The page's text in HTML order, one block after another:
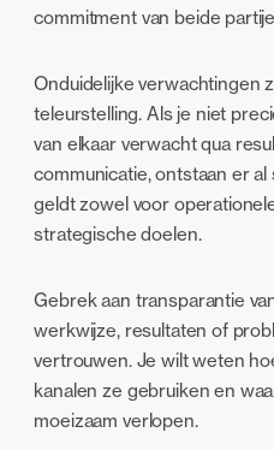
commitment van beide
Onduidelijke verwachtingen
teleurstelling. Als je niet
van elkaar verwacht qua
communicatie, ontstaan er
geldt zowel voor
strategische doelen.
Gebrek aan transparantie
werkwijze, resultaten of
vertrouwen. Je wilt weten
kanalen ze gebruiken en
moeizaam verlopen.